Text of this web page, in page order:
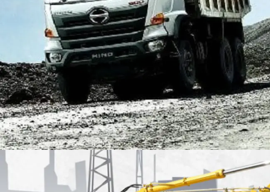
HINO FM 350 PL (Mining)
Find Out More